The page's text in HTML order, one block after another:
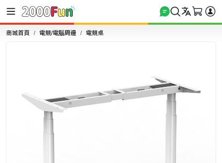
商城首頁 電競/電腦周邊 電競桌